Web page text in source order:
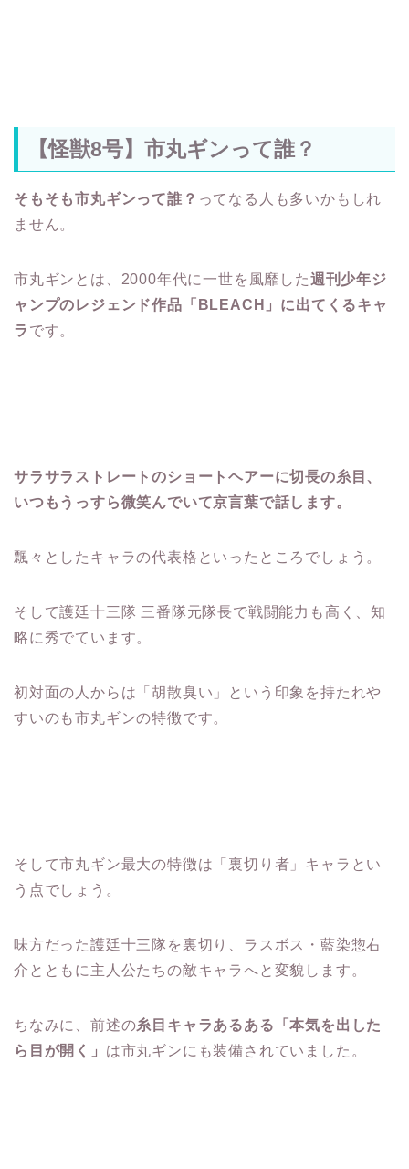
【怪獣8号】市丸ギンって誰？
そもそも市丸ギンって誰？ ってなる人も多いかもしれ
ません。
市丸ギンとは、2000年代に一世を風靡した週刊少年ジ
ャンプのレジェンド作品「BLEACH」に出てくるキャ
ラ です。
サラサラストレートのショートヘアーに切長の糸目、
いつもうっすら微笑んでいて京言葉で話します。
飄々としたキャラの代表格といったところでしょう。
そして護廷十三隊 三番隊元隊長で戦闘能力も高く、知
略に秀でています。
初対面の人からは「胡散臭い」という印象を持たれや
すいのも市丸ギンの特徴です。
そして市丸ギン最大の特徴は「裏切り者」キャラとい
う点でしょう。
味方だった護廷十三隊を裏切り、ラスボス・藍染惣右
介とともに主人公たちの敵キャラへと変貌します。
ちなみに、前述の糸目キャラあるある「本気を出した
ら目が開く」 は市丸ギンにも装備されていました。